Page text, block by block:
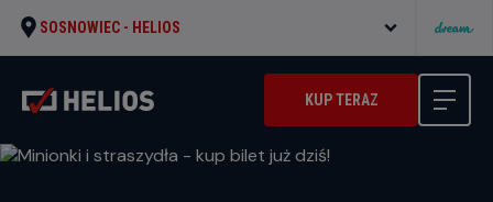
SOSNOWIEC - HELIOS
KUP TERAZ